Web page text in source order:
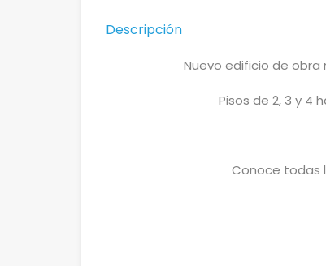
Descripción
Nuevo edificio de obra
Pisos de 2, 3 y 4
Conoce todas